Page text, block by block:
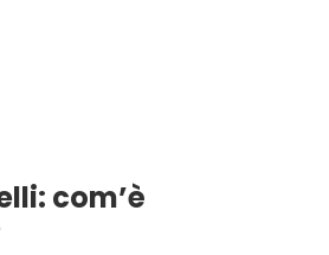
com’è